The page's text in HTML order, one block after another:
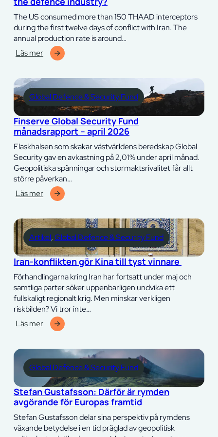
maj
2026
The US consumed more than 150 THAAD interceptors
during the first twelve days of conflict with Iran. The
annual production rate is around…
Läs mer
we
talk
about
the
biggest
bottleneck
in
the
defence
industry?
Global Defence & Security Fund
Finserve Global Security Fund
månadsrapport – april 2026
Flaskhalsen som skakar västvärldens beredskap Global
Security gav en avkastning på 2,01% under april månad.
Geopolitiska spänningar och stormaktsrivalitet får allt
större påverkan…
Läs mer
Global
Security
Fund
månadsrapport
–
april
2026
Artikel, Global Defence & Security Fund
Iran-konflikten gör Kina till tyst vinnare
Förhandlingarna kring Iran har fortsatt under maj och
samtliga parter söker uppenbarligen undvika ett
fullskaligt regionalt krig. Men minskar verkligen
riskbilden? Vi tror inte…
Läs mer
konflikten
gör
Kina
till
tyst
vinnare
Global Defence & Security Fund
Stefan Gustafsson: Därför är rymden
avgörande för Europas framtid
Stefan Gustafsson delar sina perspektiv på rymdens
växande betydelse i en tid präglad av geopolitisk